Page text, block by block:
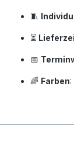
🧵
⏳
📅
🌈 Farben